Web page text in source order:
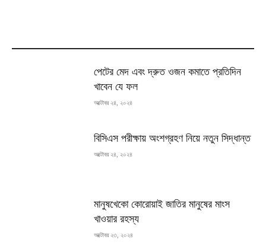
পেটের মেদ এবং দ্রুত ওজন কমাতে প্রতিদিন
খাবেন যে ফল
অক্টোবর ২৪, ২০২৪
বিসিএস পরীক্ষায় অংশগ্রহণ নিয়ে নতুন সিদ্ধান্ত
অক্টোবর ২৪, ২০২৪
মানুষখেকো কোরোয়াই জাতির মানুষের মাংস
খাওয়ার রহস্য
অক্টোবর ২৩, ২০২৪